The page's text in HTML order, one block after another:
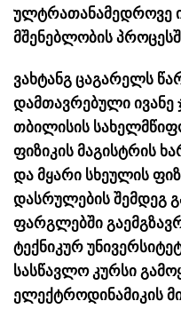
ულტრათანამედროვე
მშენებლობის
ვახტანგ ცაგარელს
დამთავრებული ივანე
თბილისის
ფიზიკის მაგისტრის
და მყარი სხეულის
დასრულების შემდეგ
ფარგლებში
ტექნიკურ
სასწავლო კურსი
ელექტროდინამიკის